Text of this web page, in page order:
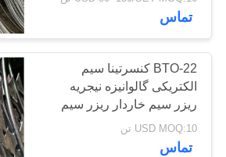
بازدید
کارخانه
کنترل
مانع نظامی
291
تماس
BTO-22 کنسرتینا سیم
الکتریکی گالوانیزه نیجریه
ريزر سیم خاردار ريزر سیم
قیمت در هر رول
USD MOQ:10 تن
تماس